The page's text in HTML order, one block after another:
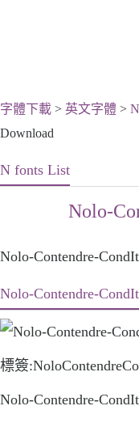
字體下載 > 英文字體 > N
Download
N fonts List
Nolo-
Nolo-Contendre-
Nolo-Contendre-
標簽
Nolo-Contendre-